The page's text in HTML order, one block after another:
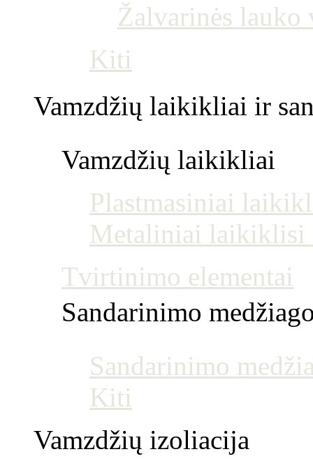
Žalvarinės lauko
Kiti
Vamzdžių laikikliai ir
Vamzdžių laikikliai
Plastmasiniai
Metaliniai laikiklisi
Tvirtinimo elementai
Sandarinimo
Sandarinimo
Kiti
Vamzdžių izoliacija